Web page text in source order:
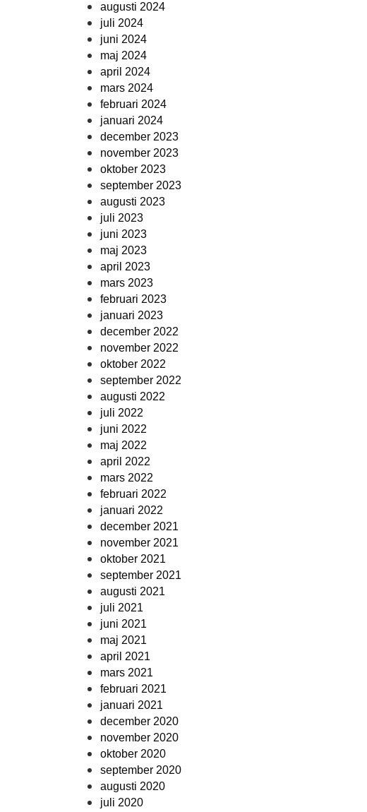
augusti 2024
juli 2024
juni 2024
maj 2024
april 2024
mars 2024
februari 2024
januari 2024
december 2023
november 2023
oktober 2023
september 2023
augusti 2023
juli 2023
juni 2023
maj 2023
april 2023
mars 2023
februari 2023
januari 2023
december 2022
november 2022
oktober 2022
september 2022
augusti 2022
juli 2022
juni 2022
maj 2022
april 2022
mars 2022
februari 2022
januari 2022
december 2021
november 2021
oktober 2021
september 2021
augusti 2021
juli 2021
juni 2021
maj 2021
april 2021
mars 2021
februari 2021
januari 2021
december 2020
november 2020
oktober 2020
september 2020
augusti 2020
juli 2020